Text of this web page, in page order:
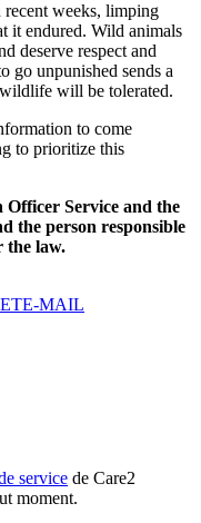
recent weeks, limping
it endured. Wild animals
deserve respect and
go unpunished sends a
wildlife will be tolerated.
to come
to prioritize this
Service and the
the person responsible
the law.
E-MAIL
service de Care2
moment.